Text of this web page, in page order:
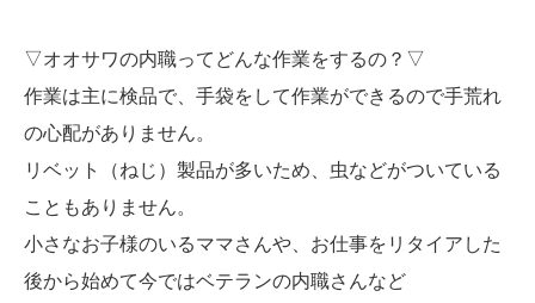
▽オオサワの内職ってどんな作業をするの？▽
作業は主に検品で、手袋をして作業ができるので手荒れ
の心配がありません。
リベット（ねじ）製品が多いため、虫などがついている
こともありません。
小さなお子様のいるママさんや、お仕事をリタイアした
後から始めて今ではベテランの内職さんなど